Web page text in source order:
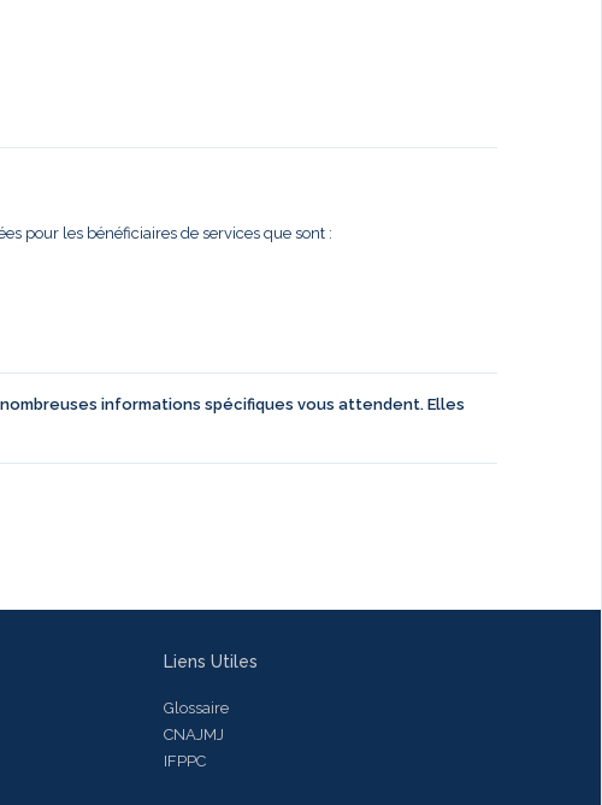
pour les bénéficiaires de services que sont :
informations spécifiques vous attendent. Elles
Liens Utiles
Glossaire
CNAJMJ
IFPPC